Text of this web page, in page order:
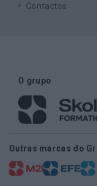
Contactos
O grupo
Outras marcas do